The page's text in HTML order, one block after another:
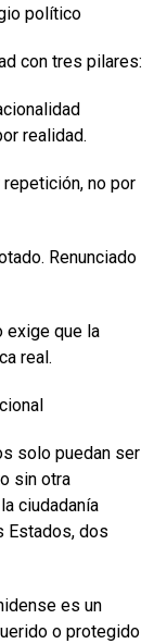
político
con tres pilares:
realidad.
no por
Renunciado
exige que la
real.
solo puedan ser
sin otra
ciudadanía
Estados, dos
es un
o protegido